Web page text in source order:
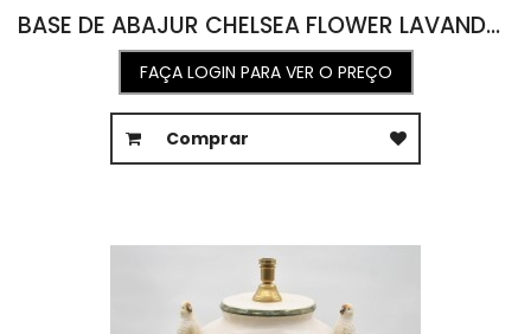
BASE DE ABAJUR CHELSEA FLOWER LAVANDA FUNDO VERDE CELADON OPACO 8,5L X 8C X 21,5A
FAÇA LOGIN PARA VER O PREÇO
Comprar